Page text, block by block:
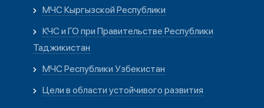
МЧС Кыргызской Республики
КЧС и ГО при Правительстве Республики
Таджикистан
МЧС Республики Узбекистан
Цели в области устойчивого развития